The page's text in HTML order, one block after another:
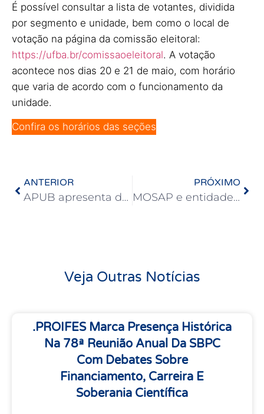
É possível consultar a lista de votantes, dividida
por segmento e unidade, bem como o local de
votação na página da comissão eleitoral:
https://ufba.br/comissaoeleitoral. A votação
acontece nos dias 20 e 21 de maio, com horário
que varia de acordo com o funcionamento da
unidade.
Confira os horários das seções
ANTERIOR
APUB apresenta documento com principais pautas docentes às quatro chapas que concorrem à Reitoria da UFBA
PRÓXIMO
MOSAP e entidades filiadas realizam nova rodada de mobilizações no Congresso Nacional
Veja Outras Notícias
.PROIFES Marca Presença Histórica
Na 78ª Reunião Anual Da SBPC
Com Debates Sobre
Financiamento, Carreira E
Soberania Científica